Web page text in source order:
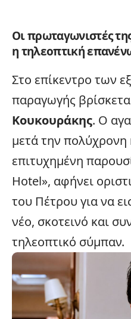
Οι πρωταγωνιστές
η τηλεοπτική
Στο επίκεντρο των
παραγωγής
Κουκουράκης. Ο
μετά την πολύχρονη
επιτυχημένη
Hotel», αφήνει
του Πέτρου για να
νέο, σκοτεινό και
τηλεοπτικό σύμπαν.